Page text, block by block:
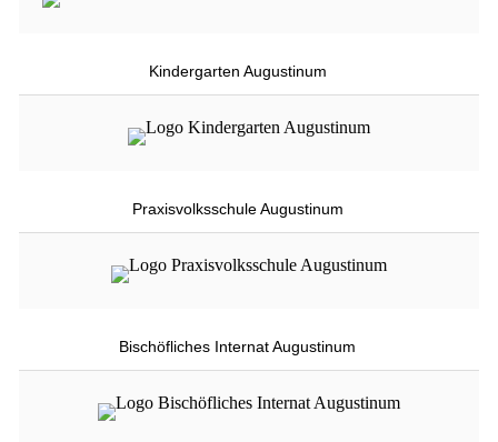
Kindergarten Augustinum
Praxisvolksschule Augustinum
Bischöfliches Internat Augustinum